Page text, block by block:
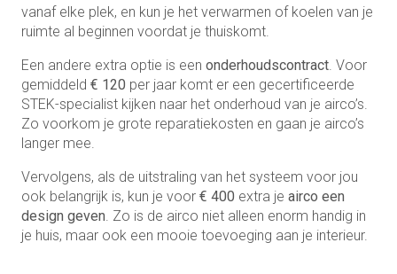
vanaf elke plek, en kun je het verwarmen of koelen van je
ruimte al beginnen voordat je thuiskomt.
Een andere extra optie is een onderhoudscontract. Voor
gemiddeld € 120 per jaar komt er een gecertificeerde
STEK-specialist kijken naar het onderhoud van je airco’s.
Zo voorkom je grote reparatiekosten en gaan je airco’s
langer mee.
Vervolgens, als de uitstraling van het systeem voor jou
ook belangrijk is, kun je voor € 400 extra je airco een
design geven. Zo is de airco niet alleen enorm handig in
je huis, maar ook een mooie toevoeging aan je interieur.